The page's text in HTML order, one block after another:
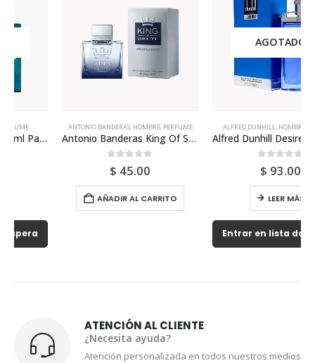
ANTONIO BANDERAS,HOMBRE,PERFUME
Antonio Banderas King Of Seduction Edt 100ml Para Hombre
AÑADIR AL CARRITO
AGOTADO
ALFRED DUNHILL, HOMBRE,PERFUME
Alfred Dunhill Desire Blue 150ml Para Hombre
Entrar en lista de espera
ATENCIÓN AL CLIENTE
¿Necesita ayuda?
Atención personalizada en todos nuestros medios